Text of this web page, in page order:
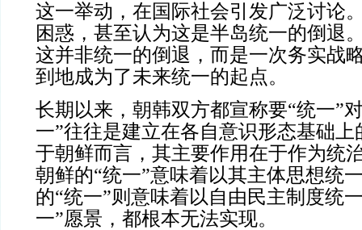
这一举动，在国际社会引发广泛讨论
困惑，甚至认为这是半岛统一的倒退
这并非统一的倒退，而是一次务实战
到地成为了未来统一的起点。
长期以来，朝韩双方都宣称要“统一”
一”往往是建立在各自意识形态基础
于朝鲜而言，其主要作用在于作为统
朝鲜的“统一”意味着以其主体思想统
的“统一”则意味着以自由民主制度统
一”愿景，都根本无法实现。